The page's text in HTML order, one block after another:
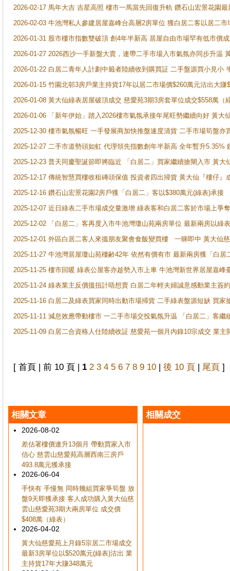
2026-02-17 馬年大吉 吉星高照 樓市一馬當先回復升軌 鑽石山宏景花園
2026-02-03 牛池灣私人參建居屋嘉峰台高層2房單位 獲白居二客以居二市
2026-01-31 股市樓市指數雙破頂 創4年半新高 居屋自由市場罕有低市價
2026-01-27 2026西沙一手新盤大賣，連帶二手市場入市氣氛亦同步升温
2026-01-22 白居二青年人計劃中籤者陸續收到購買証 二手盤源買小見小
2026-01-15 竹園北邨3房戶業主持貨17年以居二市場價$260萬元沽出大賺
2026-01-08 黃大仙綠表居屋破頂成交 慈愛苑3期3房套單位成交$558萬（
2026-01-06 「新年伊始」踏入2026樓市氣氛承接年尾旺勢繼續向好 黃
2025-12-30 樓市氣氛暢旺 一手發展商加快推盤速度清貨 二手市場筍盤
2025-12-27 二手市道勢頭如虹 代理領先指數創年半新高 全年暫升5.35%
2025-12-23 普天同慶聖誕節即將臨近 「白居二」買家繼續搶閘入市 黃
2025-12-17 傳統智慧買樓收租磚頭保值 投資者四出掃貨 黃大仙『樓仔
2025-12-16 鑽石山宏景花園2房戶獲「白居二」客以$380萬元(綠表)承接
2025-12-07 近日綠表二手市場成交量激增 綠表客和白居二客於市場上
2025-12-02 「白居二」客再度入市牛池灣瓊山苑兩房單位 最新兩房以綠
2025-12-01 外區白居二客人來搵朋友聚會食飯變買樓 一睇即中 黃大仙
2025-11-27 牛池灣居屋瓊山苑樓齢42年 依然有價有市 最新兩房獲「白居
2025-11-25 樓市回暖 綠表公屋客亦趁勢入市上車 牛池灣新世界居屋嘉峰
2025-11-24 綠表業主反價搵扭計唔想賣 白居二年輕夫婦誠意感動業主簽
2025-11-16 白居二及綠表買家同時出動市場掃貨 二手綠表盤源短缺 買
2025-11-11 減息效應帶動樓市 一二手市場交投氣氛升温 「白居二」客
2025-11-09 白居二合資格人仕陸續收証 慈愛苑一個月內錄10宗成交 業
[ 首頁 | 前 10 頁 | 1 2 3 4 5 6 7 8 9 10 | 後 10 頁 | 尾頁 ]
相關文章
2026-08-02
差估署樓價連升13個月 帶動買家入市
信心 慈雲山慈愛苑高層西南三房戶
493.8萬元獲承接
2026-06-04
手快有 手慢無 同時幾組買家爭筍盤 放
盤9天即獲承接 客人成功購入黃大仙慈
雲山慈愛苑3期大兩房單位 成交價
$408萬（綠表）
2026-04-02
黃大仙慈愛苑上月錄5宗居二市場成交
最新3房單位以$520萬元(綠表)沽出 業
主持貨17年大賺348萬元
相關成交